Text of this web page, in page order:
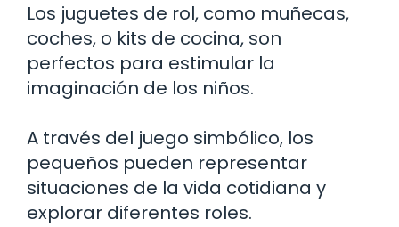
Los juguetes de rol, como muñecas,
coches, o kits de cocina, son
perfectos para estimular la
imaginación de los niños.
A través del juego simbólico, los
pequeños pueden representar
situaciones de la vida cotidiana y
explorar diferentes roles.